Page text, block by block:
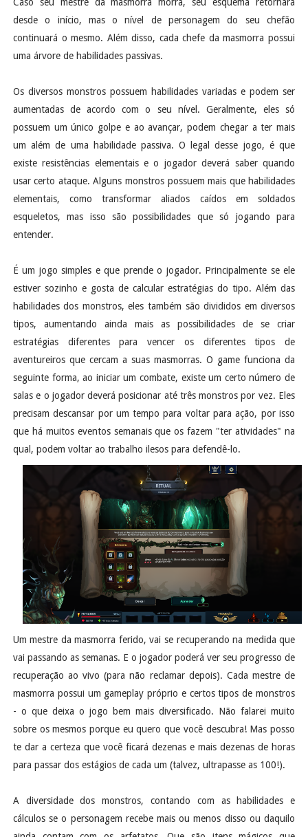
desde o início, mas o nível de personagem do seu chefão
continuará o mesmo. Além disso, cada chefe da masmorra possui
uma árvore de habilidades passivas.
Os diversos monstros possuem habilidades variadas e podem ser
aumentadas de acordo com o seu nível. Geralmente, eles só
possuem um único golpe e ao avançar, podem chegar a ter mais
um além de uma habilidade passiva. O legal desse jogo, é que
existe resistências elementais e o jogador deverá saber quando
usar certo ataque. Alguns monstros possuem mais que habilidades
elementais, como transformar aliados caídos em soldados
esqueletos, mas isso são possibilidades que só jogando para
entender.
É um jogo simples e que prende o jogador. Principalmente se ele
estiver sozinho e gosta de calcular estratégias do tipo. Além das
habilidades dos monstros, eles também são divididos em diversos
tipos, aumentando ainda mais as possibilidades de se criar
estratégias diferentes para vencer os diferentes tipos de
aventureiros que cercam a suas masmorras. O game funciona da
seguinte forma, ao iniciar um combate, existe um certo número de
salas e o jogador deverá posicionar até três monstros por vez. Eles
precisam descansar por um tempo para voltar para ação, por isso
que há muitos eventos semanais que os fazem "ter atividades" na
qual, podem voltar ao trabalho ilesos para defendê-lo.
Um mestre da masmorra ferido, vai se recuperando na medida que
vai passando as semanas. E o jogador poderá ver seu progresso de
recuperação ao vivo (para não reclamar depois). Cada mestre de
masmorra possui um gameplay próprio e certos tipos de monstros
- o que deixa o jogo bem mais diversificado. Não falarei muito
sobre os mesmos porque eu quero que você descubra! Mas posso
te dar a certeza que você ficará dezenas e mais dezenas de horas
para passar dos estágios de cada um (talvez, ultrapasse as 100!).
A diversidade dos monstros, contando com as habilidades e
cálculos se o personagem recebe mais ou menos disso ou daquilo